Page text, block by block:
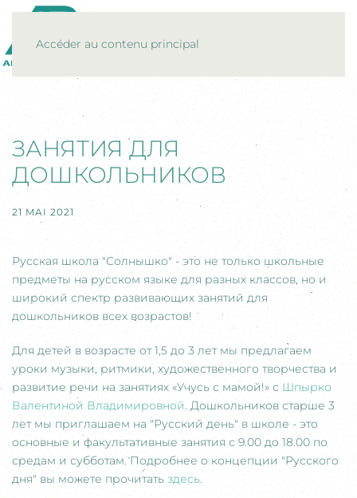
Accéder au contenu principal
ЗАНЯТИЯ ДЛЯ
ДОШКОЛЬНИКОВ
21 MAI 2021
Русская школа "Солнышко" - это не только школьные
предметы на русском языке для разных классов, но и
широкий спектр развивающих занятий для
дошкольников всех возрастов!
Для детей в возрасте от 1,5 до 3 лет мы предлагаем
уроки музыки, ритмики, художественного творчества и
развитие речи на занятиях «Учусь с мамой!» с Шпырко
Валентиной Владимировной. Дошкольников старше 3
лет мы приглашаем на "Русский день" в школе - это
основные и факультативные занятия с 9.00 до 18.00 по
средам и субботам. Подробнее о концепции "Русского
дня" вы можете прочитать здесь.